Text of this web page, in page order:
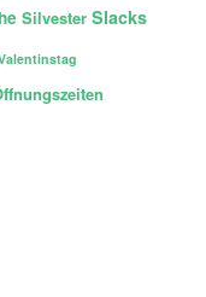
Silvester Slacks